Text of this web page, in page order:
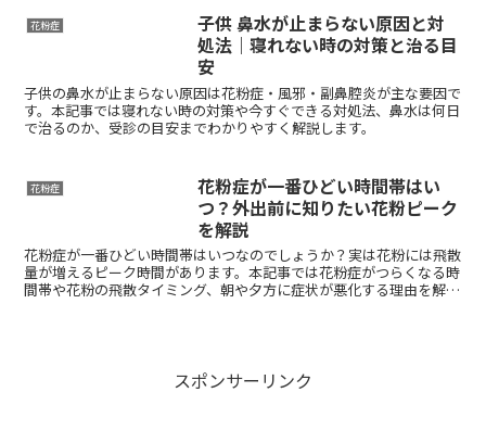
花粉症
子供 鼻水が止まらない原因と対
処法｜寝れない時の対策と治る目
安
子供の鼻水が止まらない原因は花粉症・風邪・副鼻腔炎が主な要因で
す。本記事では寝れない時の対策や今すぐできる対処法、鼻水は何日
で治るのか、受診の目安までわかりやすく解説します。
花粉症
花粉症が一番ひどい時間帯はい
つ？外出前に知りたい花粉ピーク
を解説
花粉症が一番ひどい時間帯はいつなのでしょうか？実は花粉には飛散
量が増えるピーク時間があります。本記事では花粉症がつらくなる時
間帯や花粉の飛散タイミング、朝や夕方に症状が悪化する理由を解説
スポンサーリンク